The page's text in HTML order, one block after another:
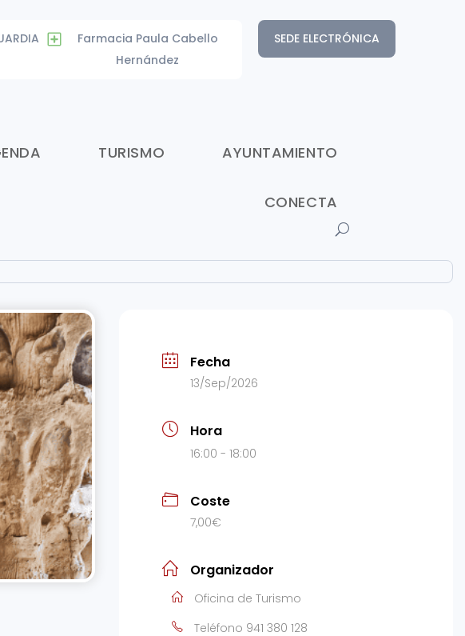
SEDE ELECTRÓNICA
Farmacia Paula Cabello
Hernández
TURISMO AYUNTAMIENTO
CONECTA
Fecha
13/Sep/2026
Hora
16:00 - 18:00
Coste
7,00€
Organizador
Oficina de Turismo
Teléfono 941 380 128